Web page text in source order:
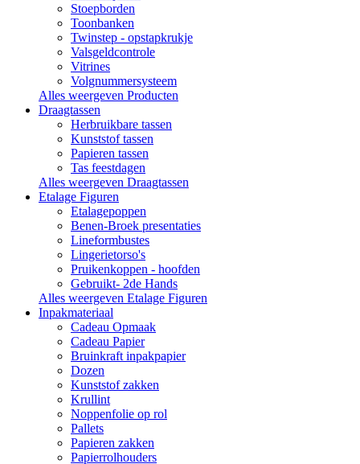
Stoepborden
Toonbanken
Twinstep - opstapkrukje
Valsgeldcontrole
Vitrines
Volgnummersysteem
Alles weergeven Producten
Draagtassen
Herbruikbare tassen
Kunststof tassen
Papieren tassen
Tas feestdagen
Alles weergeven Draagtassen
Etalage Figuren
Etalagepoppen
Benen-Broek presentaties
Lineformbustes
Lingerietorso's
Pruikenkoppen - hoofden
Gebruikt- 2de Hands
Alles weergeven Etalage Figuren
Inpakmateriaal
Cadeau Opmaak
Cadeau Papier
Bruinkraft inpakpapier
Dozen
Kunststof zakken
Krullint
Noppenfolie op rol
Pallets
Papieren zakken
Papierrolhouders